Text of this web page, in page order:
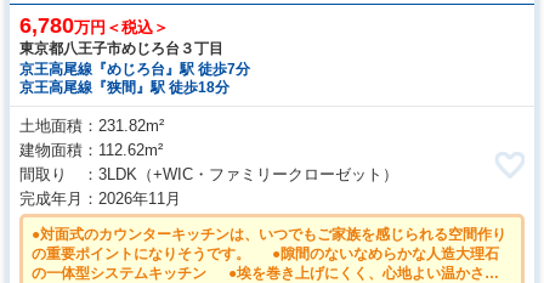
6,780万円＜税込＞
東京都八王子市めじろ台３丁目
京王高尾線『めじろ台』駅 徒歩7分
京王高尾線『狭間』駅 徒歩18分
土地面積
231.82m²
建物面積
112.62m²
間取り
3LDK （+WIC・ファミリークローゼット）
完成年月
2026年11月
●対面式のカウンターキッチンは、いつでもご家族を感じられる空間作り
の重要ポイントになりそうです。 ●隙間のないなめらかな人造大理石
の一体型システムキッチン ●埃を巻き上げにくく、心地よい温かさで